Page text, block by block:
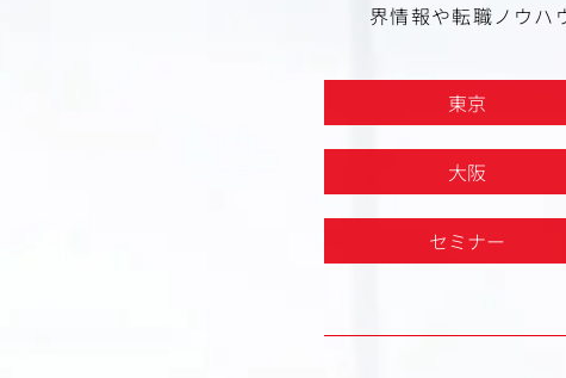
界情報や転職ノウハ
東京
大阪
セミナー